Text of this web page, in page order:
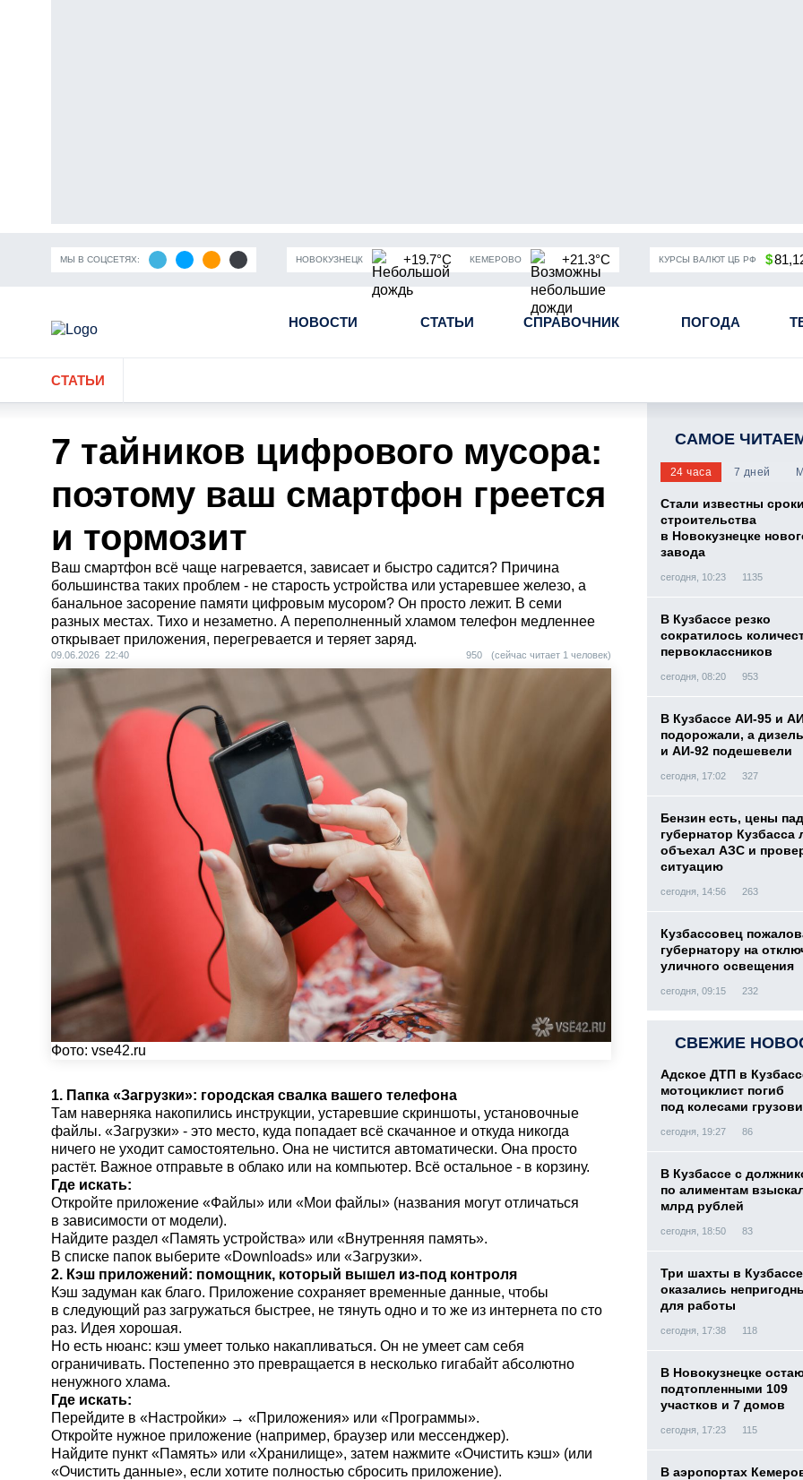
МЫ В СОЦСЕТЯХ: НОВОКУЗНЕЦК +19.7°C КЕМЕРОВО +21.3°C КУРСЫ ВАЛЮТ ЦБ РФ $
НОВОСТИ СТАТЬИ СПРАВОЧНИК ПОГОДА
Кузбасса Пандемия коронавирусной инфекции Частичная мобилизация в России Угольная промышленность
СТАТЬИ
7 тайников цифрового мусора:
поэтому ваш смартфон греется
и тормозит
Ваш смартфон всё чаще нагревается, зависает и быстро садится? Причина
большинства таких проблем - не старость устройства или устаревшее железо, а
банальное засорение памяти цифровым мусором? Он просто лежит. В семи
разных местах. Тихо и незаметно. А переполненный хламом телефон медленнее
открывает приложения, перегревается и теряет заряд.
09.06.2026 22:40 950 (сейчас читает 1 человек)
Фото: vse42.ru
1. Папка «Загрузки»: городская свалка вашего телефона
Там наверняка накопились инструкции, устаревшие скриншоты, установочные
файлы. «Загрузки» - это место, куда попадает всё скачанное и откуда никогда
ничего не уходит самостоятельно. Она не чистится автоматически. Она просто
растёт. Важное отправьте в облако или на компьютер. Всё остальное - в корзину.
Где искать:
Откройте приложение «Файлы» или «Мои файлы» (названия могут отличаться
в зависимости от модели).
Найдите раздел «Память устройства» или «Внутренняя память».
В списке папок выберите «Downloads» или «Загрузки».
2. Кэш приложений: помощник, который вышел из-под контроля
Кэш задуман как благо. Приложение сохраняет временные данные, чтобы
в следующий раз загружаться быстрее, не тянуть одно и то же из интернета по сто
раз. Идея хорошая.
Но есть нюанс: кэш умеет только накапливаться. Он не умеет сам себя
ограничивать. Постепенно это превращается в несколько гигабайт абсолютно
ненужного хлама.
Где искать:
Перейдите в «Настройки» → «Приложения» или «Программы».
Откройте нужное приложение (например, браузер или мессенджер).
Найдите пункт «Память» или «Хранилище», затем нажмите «Очистить кэш» (или
«Очистить данные», если хотите полностью сбросить приложение).
САМОЕ
24 часа 7 дней
Стали известны сроки
строительства
в Новокузнецке
завода
сегодня, 10:23 1135
В Кузбассе резко
сократилось
первоклассников
сегодня, 08:20 953
В Кузбассе АИ-95 и
подорожали, а дизель
и АИ-92 подешевели
сегодня, 17:02 327
Бензин есть, цены
губернатор Кузбасса
объехал АЗС и
ситуацию
сегодня, 14:56 263
Кузбассовец
губернатору на
уличного освещения
сегодня, 09:15 232
СВЕЖИЕ
Адское ДТП в
мотоциклист погиб
под колесами
сегодня, 19:27 86
В Кузбассе с
по алиментам
млрд рублей
сегодня, 18:50 83
Три шахты в Кузбассе
оказались
для работы
сегодня, 17:38 118
В Новокузнецке
подтопленными 109
участков и 7 домов
сегодня, 17:23 115
В аэропортах